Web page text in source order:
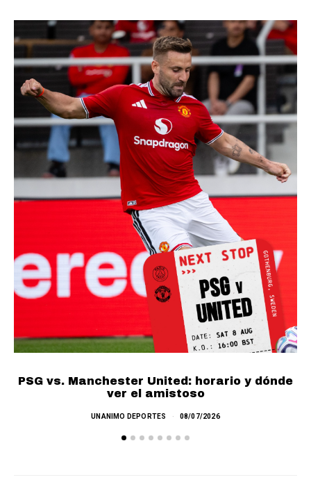
PSG vs. Manchester United: horario y dónde
ver el amistoso
UNANIMO DEPORTES 08/07/2026